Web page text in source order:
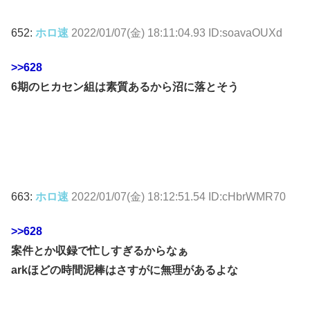
652: ホロ速 2022/01/07(金) 18:11:04.93 ID:soavaOUXd
>>628
6期のヒカセン組は素質あるから沼に落とそう
663: ホロ速 2022/01/07(金) 18:12:51.54 ID:cHbrWMR70
>>628
案件とか収録で忙しすぎるからなぁ
arkほどの時間泥棒はさすがに無理があるよな